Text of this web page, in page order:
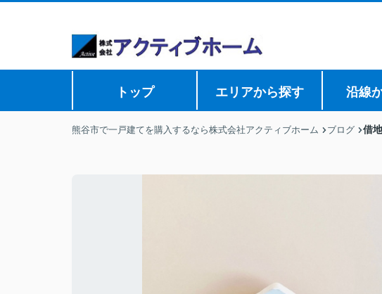
トップ エリアから探す 沿線
熊谷市で一戸建てを購入するなら株式会社アクティブホーム ブログ 借